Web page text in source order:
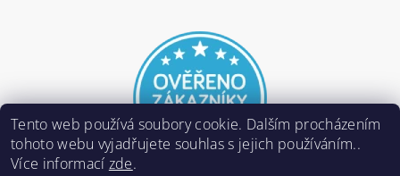
Tento web používá soubory cookie. Dalším procházením
tohoto webu vyjadřujete souhlas s jejich používáním..
Více informací zde.